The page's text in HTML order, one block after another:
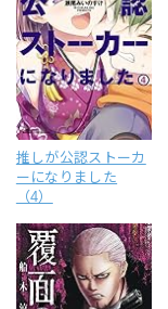
推しが公認ストーカ
ーになりました
（4）